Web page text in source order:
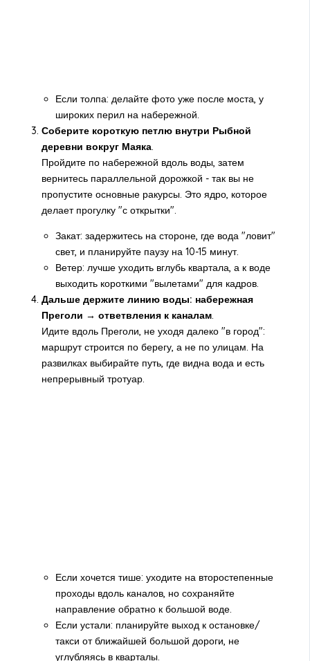
Если толпа: делайте фото уже после моста, у
широких перил на набережной.
Соберите короткую петлю внутри Рыбной
деревни вокруг Маяка.
Пройдите по набережной вдоль воды, затем
вернитесь параллельной дорожкой - так вы не
пропустите основные ракурсы. Это ядро, которое
делает прогулку "с открытки".
Закат: задержитесь на стороне, где вода "ловит"
свет, и планируйте паузу на 10-15 минут.
Ветер: лучше уходить вглубь квартала, а к воде
выходить короткими "вылетами" для кадров.
Дальше держите линию воды: набережная
Преголи → ответвления к каналам.
Идите вдоль Преголи, не уходя далеко "в город":
маршрут строится по берегу, а не по улицам. На
развилках выбирайте путь, где видна вода и есть
непрерывный тротуар.
Если хочется тише: уходите на второстепенные
проходы вдоль каналов, но сохраняйте
направление обратно к большой воде.
Если устали: планируйте выход к остановке/
такси от ближайшей большой дороги, не
углубляясь в кварталы.